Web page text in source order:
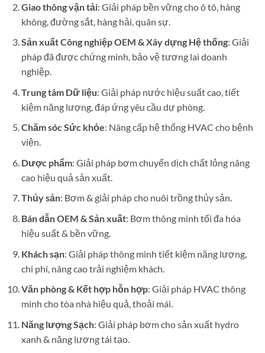
Giao thông vận tải: Giải pháp bền vững cho ô tô, hàng
không, đường sắt, hàng hải, quân sự.
Sản xuất Công nghiệp OEM & Xây dựng Hệ thống: Giải
pháp đã được chứng minh, bảo vệ tương lai doanh
nghiệp.
Trung tâm Dữ liệu: Giải pháp nước hiệu suất cao, tiết
kiệm năng lượng, đáp ứng yêu cầu dự phòng.
Chăm sóc Sức khỏe: Nâng cấp hệ thống HVAC cho bệnh
viện.
Dược phẩm: Giải pháp bơm chuyển dịch chất lỏng nâng
cao hiệu quả sản xuất.
Thủy sản: Bơm & giải pháp cho nuôi trồng thủy sản.
Bán dẫn OEM & Sản xuất: Bơm thông minh tối đa hóa
hiệu suất & bền vững.
Khách sạn: Giải pháp thông minh tiết kiệm năng lượng,
chi phí, nâng cao trải nghiệm khách.
Văn phòng & Kết hợp hỗn hợp: Giải pháp HVAC thông
minh cho tòa nhà hiệu quả, thoải mái.
Năng lượng Sạch: Giải pháp bơm cho sản xuất hydro
xanh & năng lượng tái tạo.